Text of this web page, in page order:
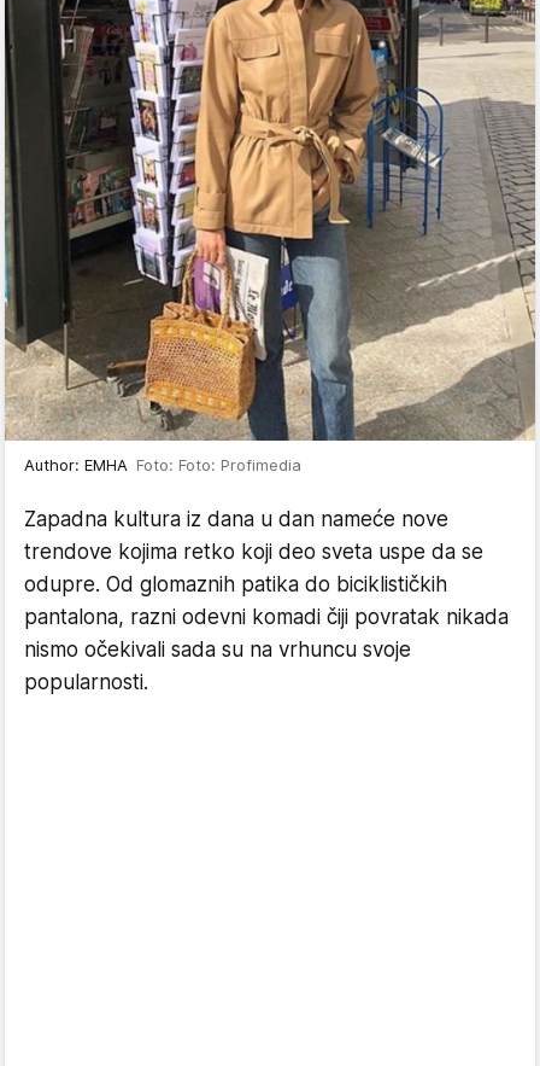
Author: EMHA Foto: Foto: Profimedia
Zapadna kultura iz dana u dan nameće nove
trendove kojima retko koji deo sveta uspe da se
odupre. Od glomaznih patika do biciklističkih
pantalona, razni odevni komadi čiji povratak nikada
nismo očekivali sada su na vrhuncu svoje
popularnosti.